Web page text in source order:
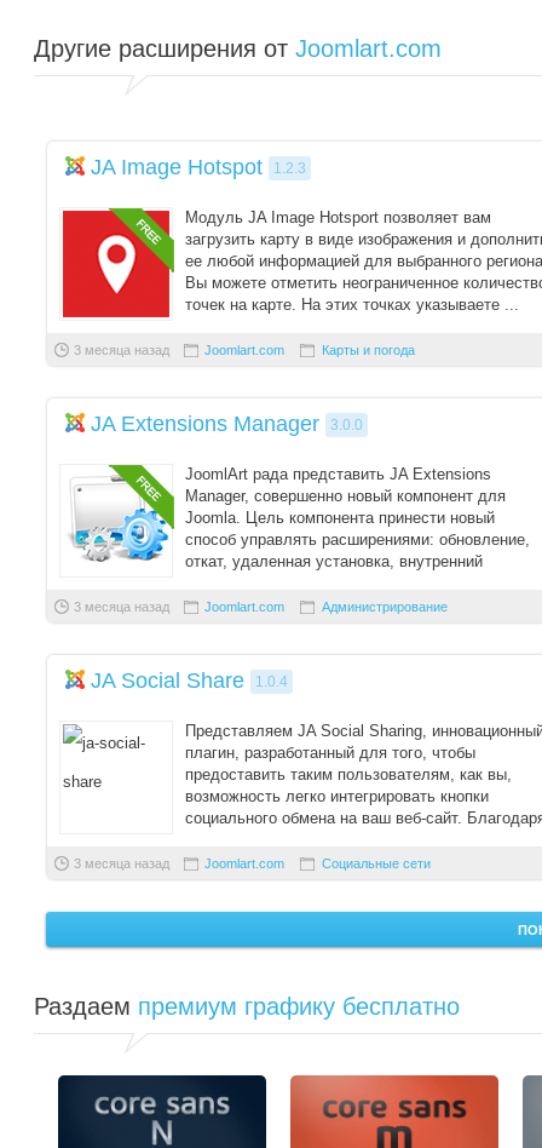
Другие расширения от Joomlart.com
JA Image Hotspot 1.2.3
Модуль JA Image Hotsport позволяет вам
загрузить карту в виде изображения и
ее любой информацией для выбранного
Вы можете отметить неограниченное
точек на карте. На этих точках указываете ...
3 месяца назад Joomlart.com Карты и погода
JA Extensions Manager 3.0.0
JoomlArt рада представить JA Extensions
Manager, совершенно новый компонент для
Joomla. Цель компонента принести новый
способ управлять расширениями: обновление,
откат, удаленная установка, внутренний
3 месяца назад Joomlart.com Администрирование
JA Social Share 1.0.4
Представляем JA Social Sharing,
плагин, разработанный для того, чтобы
предоставить таким пользователям, как вы,
возможность легко интегрировать кнопки
социального обмена на ваш веб-сайт.
3 месяца назад Joomlart.com Социальные сети
Раздаем премиум графику бесплатно